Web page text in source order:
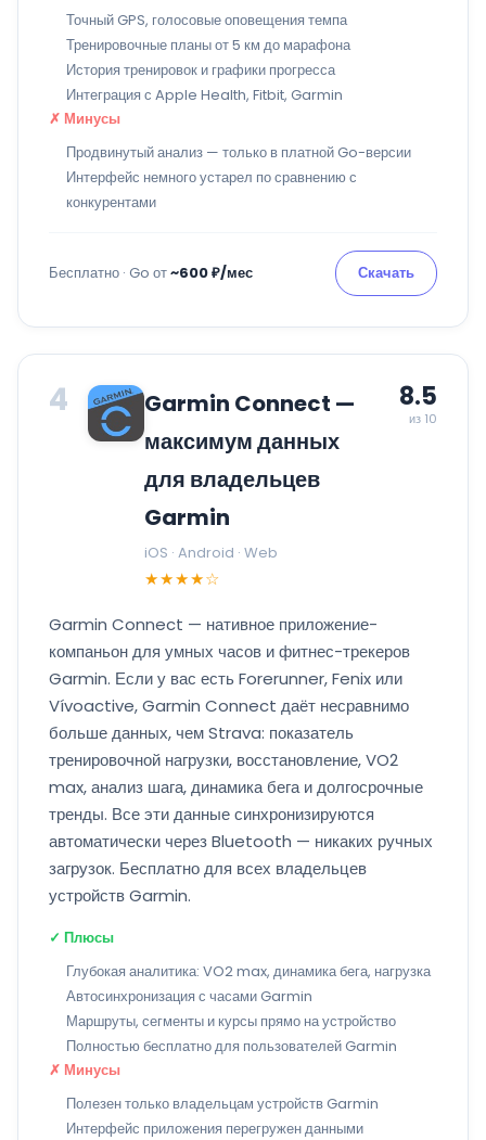
Точный GPS, голосовые оповещения темпа
Тренировочные планы от 5 км до марафона
История тренировок и графики прогресса
Интеграция с Apple Health, Fitbit, Garmin
✗ Минусы
Продвинутый анализ — только в платной Go-версии
Интерфейс немного устарел по сравнению с
конкурентами
Бесплатно · Go от~600 ₽/мес Скачать
4
Garmin Connect —
максимум данных
для владельцев
Garmin
iOS · Android · Web
★★★★☆
8.5
из 10
Garmin Connect — нативное приложение-
компаньон для умных часов и фитнес-трекеров
Garmin. Если у вас есть Forerunner, Fenix или
Vívoactive, Garmin Connect даёт несравнимо
больше данных, чем Strava: показатель
тренировочной нагрузки, восстановление, VO2
max, анализ шага, динамика бега и долгосрочные
тренды. Все эти данные синхронизируются
автоматически через Bluetooth — никаких ручных
загрузок. Бесплатно для всех владельцев
устройств Garmin.
✓ Плюсы
Глубокая аналитика: VO2 max, динамика бега, нагрузка
Автосинхронизация с часами Garmin
Маршруты, сегменты и курсы прямо на устройство
Полностью бесплатно для пользователей Garmin
✗ Минусы
Полезен только владельцам устройств Garmin
Интерфейс приложения перегружен данными